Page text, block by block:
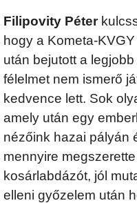
Filipovity Péter
hogy a Kometa-
után bejutott a
félelmet nem ismerő
kedvence lett. Sok
amely után egy
nézőink hazai pályán
mennyire
kosárlabdázót, jól
elleni győzelem után